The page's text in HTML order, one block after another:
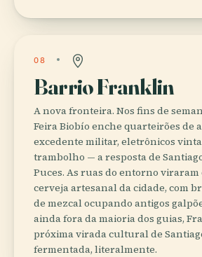
08
Barrio Franklin
A nova fronteira. Nos fins de
Feira Biobío enche quarteirões de
excedente militar, eletrônicos
trambolho — a resposta de
Puces. As ruas do entorno viraram
cerveja artesanal da cidade, com
de mezcal ocupando antigos
ainda fora da maioria dos guias,
próxima virada cultural de
fermentada, literalmente.